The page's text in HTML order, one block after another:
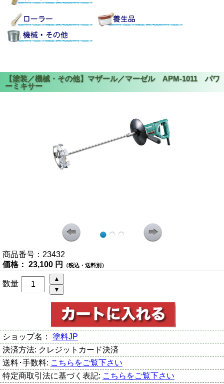
商品番号： 23432
価格： 23,100 円 （税込・送料別）
数量
ショップ名： 塗料JP
決済方法: クレジットカード決済
送料･手数料: こちらをご覧下さい
特定商取引法に基づく表記: こちらをご覧下さい